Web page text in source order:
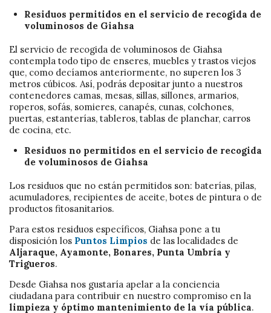
Residuos permitidos en el servicio de recogida de
voluminosos de Giahsa
El servicio de recogida de voluminosos de Giahsa
contempla todo tipo de enseres, muebles y trastos viejos
que, como decíamos anteriormente, no superen los 3
metros cúbicos. Así, podrás depositar junto a nuestros
contenedores camas, mesas, sillas, sillones, armarios,
roperos, sofás, somieres, canapés, cunas, colchones,
puertas, estanterías, tableros, tablas de planchar, carros
de cocina, etc.
Residuos no permitidos en el servicio de recogida
de voluminosos de Giahsa
Los residuos que no están permitidos son: baterías, pilas,
acumuladores, recipientes de aceite, botes de pintura o de
productos fitosanitarios.
Para estos residuos específicos, Giahsa pone a tu
disposición los Puntos Limpios de las localidades de
Aljaraque, Ayamonte, Bonares, Punta Umbría y
Trigueros.
Desde Giahsa nos gustaría apelar a la conciencia
ciudadana para contribuir en nuestro compromiso en la
limpieza y óptimo mantenimiento de la vía pública.